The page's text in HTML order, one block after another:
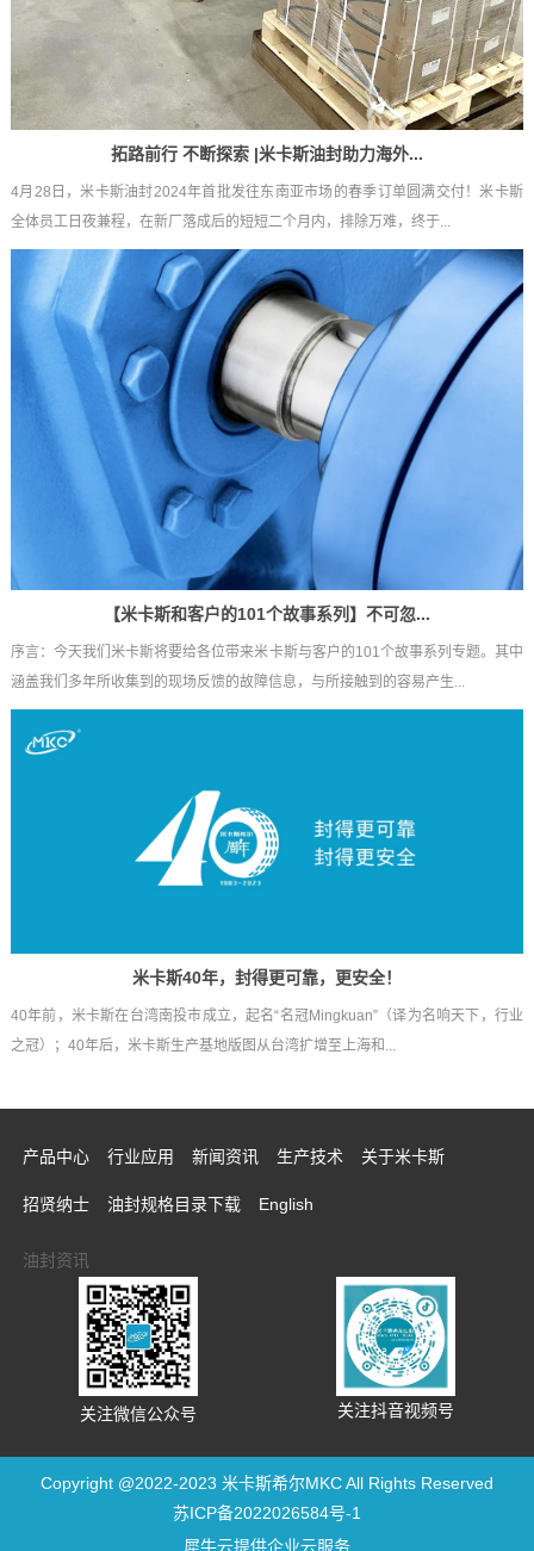
拓路前行 不断探索 |米卡斯油封助力海外...
4月28日，米卡斯油封2024年首批发往东南亚市场的春季订单圆满交付！米卡斯
全体员工日夜兼程，在新厂落成后的短短二个月内，排除万难，终于...
【米卡斯和客户的101个故事系列】不可忽...
序言：今天我们米卡斯将要给各位带来米卡斯与客户的101个故事系列专题。其中
涵盖我们多年所收集到的现场反馈的故障信息，与所接触到的容易产生...
米卡斯40年，封得更可靠，更安全！
40年前，米卡斯在台湾南投市成立，起名“名冠Mingkuan”（译为名响天下，行业
之冠）；40年后，米卡斯生产基地版图从台湾扩增至上海和...
产品中心 行业应用 新闻资讯 生产技术 关于米卡斯
招贤纳士 油封规格目录下载 English
油封资讯
关注微信公众号 关注抖音视频号
Copyright @2022-2023 米卡斯希尔MKC All Rights Reserved
苏ICP备2022026584号-1
犀牛云提供企业云服务